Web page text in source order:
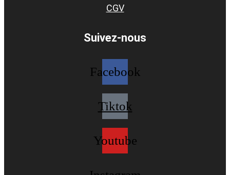
CGV
Suivez-nous
Facebook
Tiktok
Youtube